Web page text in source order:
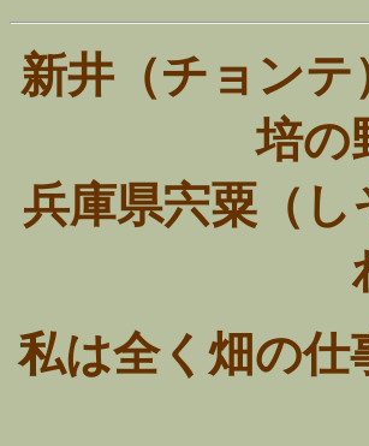
新井（チョン
培の
兵庫県宍粟（
私は全く畑の仕